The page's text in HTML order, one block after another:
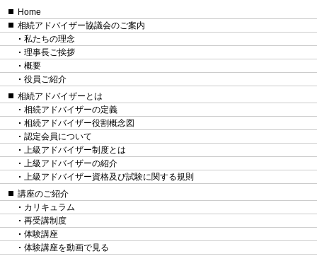
Home
相続アドバイザー協議会のご案内
私たちの理念
理事長ご挨拶
概要
役員ご紹介
相続アドバイザーとは
相続アドバイザーの定義
相続アドバイザー役割概念図
認定会員について
上級アドバイザー制度とは
上級アドバイザーの紹介
上級アドバイザー資格及び試験に関する規則
講座のご紹介
カリキュラム
再受講制度
体験講座
体験講座を動画で見る